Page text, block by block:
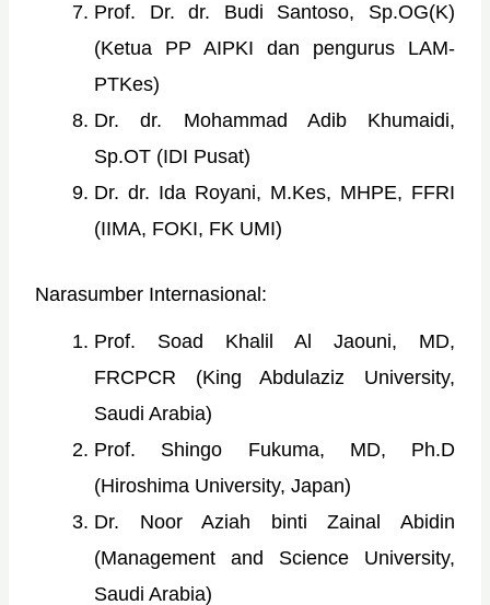
Prof. Dr. dr. Budi Santoso, Sp.OG(K)
(Ketua PP AIPKI dan pengurus LAM-
PTKes)
Dr. dr. Mohammad Adib Khumaidi,
Sp.OT (IDI Pusat)
Dr. dr. Ida Royani, M.Kes, MHPE, FFRI
(IIMA, FOKI, FK UMI)
Narasumber Internasional:
Prof. Soad Khalil Al Jaouni, MD,
FRCPCR (King Abdulaziz University,
Saudi Arabia)
Prof. Shingo Fukuma, MD, Ph.D
(Hiroshima University, Japan)
Dr. Noor Aziah binti Zainal Abidin
(Management and Science University,
Saudi Arabia)